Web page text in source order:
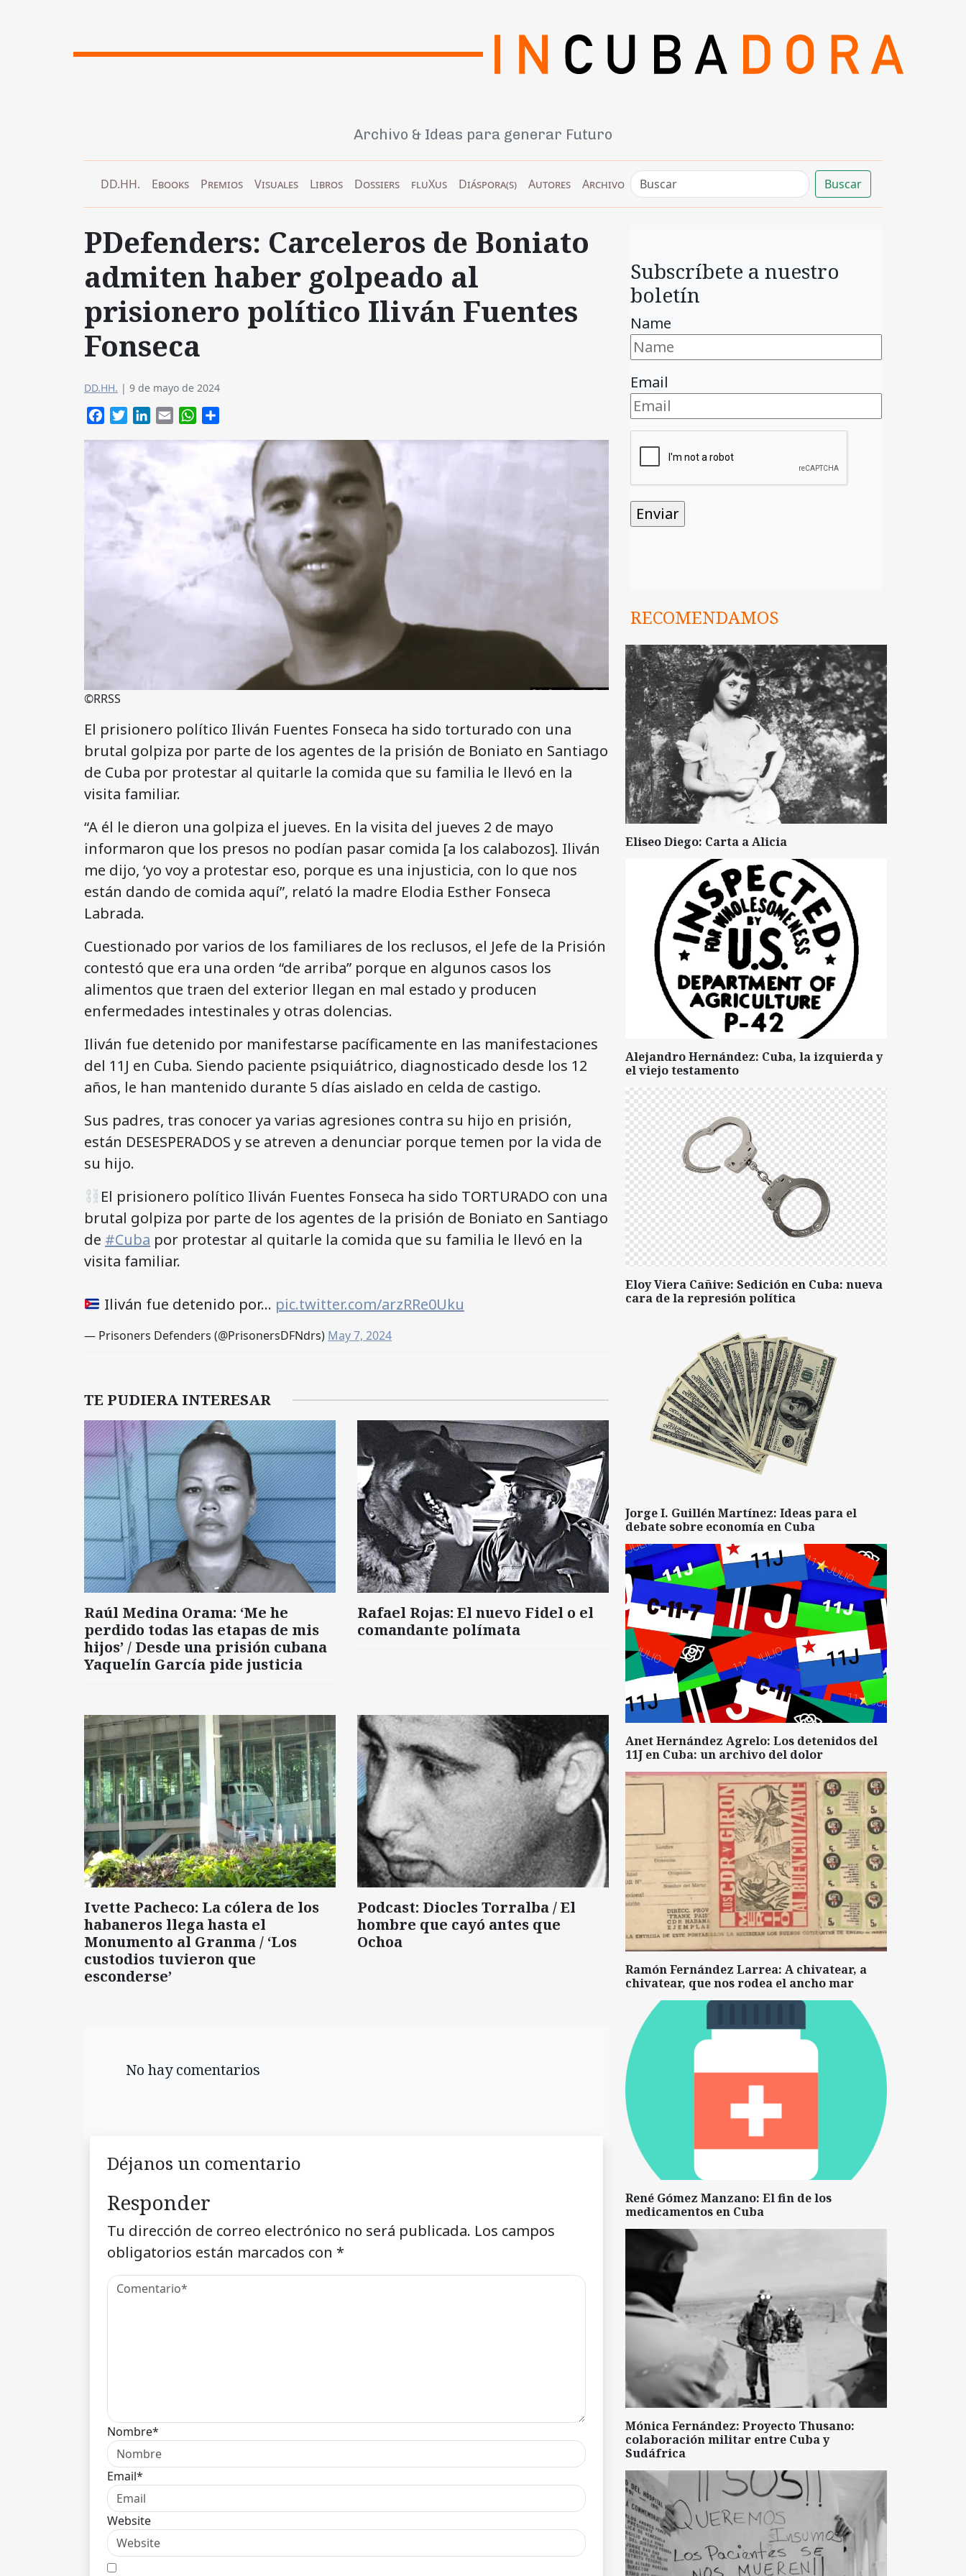
Archivo & Ideas para generar Futuro
DD.HH. Ebooks Premios Visuales Libros Dossiers fluXus Diáspora(s) Autores Archivo Buscar
PDefenders: Carceleros de Boniato
admiten haber golpeado al
prisionero político Iliván Fuentes
Fonseca
DD.HH. | 9 de mayo de 2024
FacebookTwitterLinkedIn
Email WhatsApp
©RRSS
El prisionero político Iliván Fuentes Fonseca ha sido torturado con una
brutal golpiza por parte de los agentes de la prisión de Boniato en Santiago
de Cuba por protestar al quitarle la comida que su familia le llevó en la
visita familiar.
“A él le dieron una golpiza el jueves. En la visita del jueves 2 de mayo
informaron que los presos no podían pasar comida [a los calabozos]. Iliván
me dijo, ‘yo voy a protestar eso, porque es una injusticia, con lo que nos
están dando de comida aquí”, relató la madre Elodia Esther Fonseca
Labrada.
Cuestionado por varios de los familiares de los reclusos, el Jefe de la Prisión
contestó que era una orden “de arriba” porque en algunos casos los
alimentos que traen del exterior llegan en mal estado y producen
enfermedades intestinales y otras dolencias.
Iliván fue detenido por manifestarse pacíficamente en las manifestaciones
del 11J en Cuba. Siendo paciente psiquiátrico, diagnosticado desde los 12
años, le han mantenido durante 5 días aislado en celda de castigo.
Sus padres, tras conocer ya varias agresiones contra su hijo en prisión,
están DESESPERADOS y se atreven a denunciar porque temen por la vida de
su hijo.
El prisionero político Iliván Fuentes Fonseca ha sido TORTURADO con una
brutal golpiza por parte de los agentes de la prisión de Boniato en Santiago
de #Cuba por protestar al quitarle la comida que su familia le llevó en la
visita familiar.
Iliván fue detenido por… pic.twitter.com/arzRRe0Uku
— Prisoners Defenders (@PrisonersDFNdrs) May 7, 2024
TE PUDIERA INTERESAR
Raúl Medina Orama: ‘Me he
perdido todas las etapas de mis
hijos’ / Desde una prisión cubana
Yaquelín García pide justicia
Rafael Rojas: El nuevo Fidel o el
comandante polímata
Ivette Pacheco: La cólera de los
habaneros llega hasta el
Monumento al Granma / ‘Los
custodios tuvieron que
esconderse’
Podcast: Diocles Torralba / El
hombre que cayó antes que
Ochoa
No hay comentarios
Déjanos un comentario
Responder
Tu dirección de correo electrónico no será publicada. Los campos
obligatorios están marcados con *
Nombre*
Email*
Website
Subscríbete a nuestro
boletín
Name
Email
RECOMENDAMOS
Eliseo Diego: Carta a Alicia
Alejandro Hernández: Cuba, la izquierda y
el viejo testamento
Eloy Viera Cañive: Sedición en Cuba: nueva
cara de la represión política
Jorge I. Guillén Martínez: Ideas para el
debate sobre economía en Cuba
Anet Hernández Agrelo: Los detenidos del
11J en Cuba: un archivo del dolor
Ramón Fernández Larrea: A chivatear, a
chivatear, que nos rodea el ancho mar
René Gómez Manzano: El fin de los
medicamentos en Cuba
Mónica Fernández: Proyecto Thusano:
colaboración militar entre Cuba y
Sudáfrica